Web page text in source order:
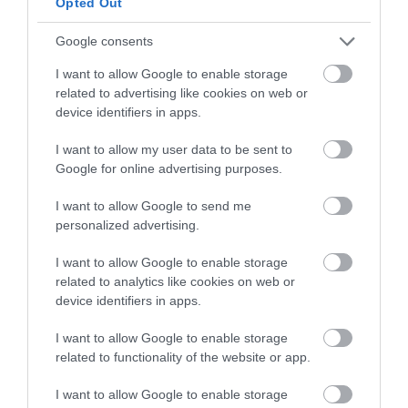
Google consents
I want to allow Google to enable storage
related to advertising like cookies on web or
device identifiers in apps.
I want to allow my user data to be sent to
Google for online advertising purposes.
I want to allow Google to send me
personalized advertising.
I want to allow Google to enable storage
related to analytics like cookies on web or
device identifiers in apps.
I want to allow Google to enable storage
related to functionality of the website or app.
I want to allow Google to enable storage
Vertimos cada mezcla en un bol y separamos la mitad de las
rebanadas para cada mezcla.
Sumergimos las rebanadas en la mezcla de una en una,
huevos ligeramente. Preparamos el palto con azúcar